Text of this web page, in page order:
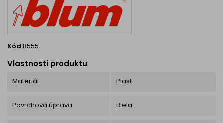
Kód 8555
Vlastnosti produktu
Materiál Plast
Povrchová úprava Biela